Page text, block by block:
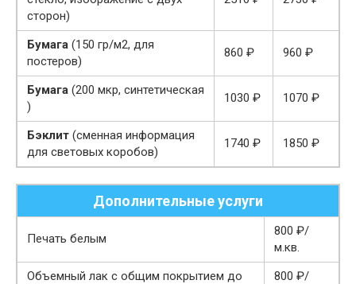
сторон)
Бумага (150 гр/м2, для
постеров)
860 ₽ 960 ₽
Бумага (200 мкр, синтетическая
)
1030 ₽ 1070 ₽
Бэклит (сменная информация
для световых коробов)
1740 ₽ 1850 ₽
Дополнительные услуги
Печать белым
800 ₽/
м.кв.
Объемный лак с общим покрытием до
800 ₽/